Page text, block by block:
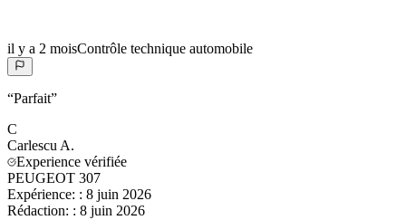
il y a 2 moisContrôle technique automobile
“Parfait”
C
Carlescu A.
Experience vérifiée
PEUGEOT 307
Expérience: : 8 juin 2026
Rédaction: : 8 juin 2026